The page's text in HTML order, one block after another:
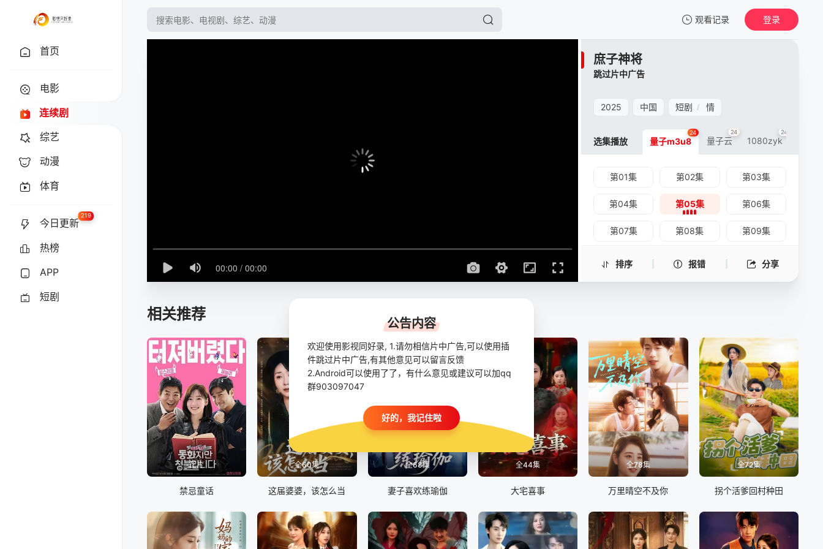
观看记录
我的观影记录
庶子神将
登录
首页
电影
连续剧
综艺
动漫
体育
今日更新
219
热榜
APP
短剧
庶子神将
跳过片中广告
2025 中国 短剧 / 情
排序 报错 分享
选集播放 量子m3u8
24
量子云
24
1080zyk
24
第01集 第02集 第03集
第04集 第05集 第06集
第07集 第08集 第09集
第10集 第11集 第12集
第13集 第14集 第15集
第19集 第20集 第21集
第22集 第23集 第24集
相关推荐
正片
禁忌童话
全60集
这届婆婆，该怎么当
全68集
妻子喜欢练瑜伽
全44集
大宅喜事
全78集
万里晴空不及你
全72集
拐个活爹回村种田
公告内容
欢迎使用影视同好录, 1.请勿相信片中广告,可以使用插
件跳过片中广告,有其他意见可以留言反馈
2.Android可以使用了了，有什么意见或建议可以加qq
群903097047
好的，我记住啦